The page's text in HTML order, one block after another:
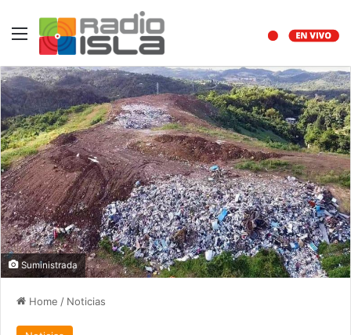
Menu
Suministrada
Home / Noticias